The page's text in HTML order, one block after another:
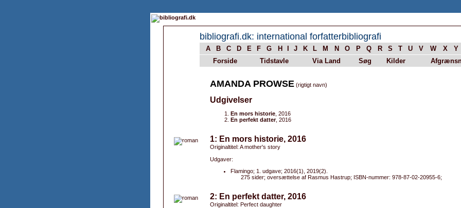
bibliografi.dk: international forfatterbibliografi
A B C D E F G H J K L M N O P Q R S T U V W X Y
Forside
Tidstavle Via Land Søg Kilder
AMANDA PROWSE (rigtigt navn)
Udgivelser
En mors historie , 2016
En perfekt datter, 2016
1: En mors historie, 2016
Originaltitel: A mother's story
Udgaver:
Flamingo; 1. udgave; 2016(1), 2019(2).
275 sider; oversættelse af Rasmus Hastrup; ISBN-nummer: 978-87-02-20955-6;
2: En perfekt datter, 2016
Originaltitel: Perfect daughter